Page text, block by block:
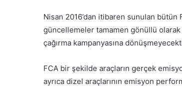
Nisan 2016’dan itibaren sunulan bütün
güncellemeler tamamen gönüllü olarak
çağırma kampanyasına
FCA bir şekilde araçların gerçek
ayrıca dizel araçlarının emisyon